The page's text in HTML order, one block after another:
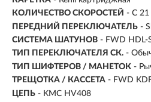
КОЛИЧЕСТВО СКОРОСТЕЙ - С 21
ПЕРЕДНИЙ ПЕРЕКЛЮЧАТЕЛЬ -
СИСТЕМА ШАТУНОВ - FWD HDL-
ТИП ПЕРЕКЛЮЧАТЕЛЯ СК. -
ТИП ШИФТЕРОВ / МАНЕТОК -
ТРЕЩОТКА / КАССЕТА - FWD
ЦЕПЬ - KMC HV408